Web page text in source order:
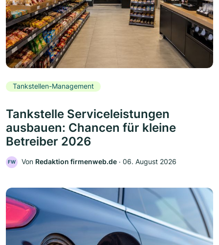
Tankstellen-Management
Tankstelle Serviceleistungen
ausbauen: Chancen für kleine
Betreiber 2026
FW Von Redaktion firmenweb.de ‧ 06. August 2026